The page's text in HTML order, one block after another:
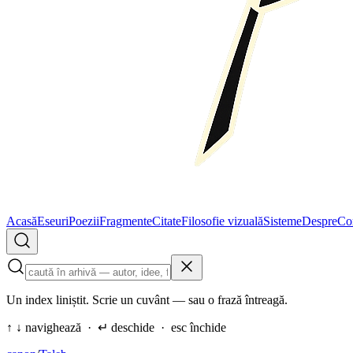
AcasăEseuriPoeziiFragmenteCitateFilosofie vizualăSistemeDespre
Un index liniștit. Scrie un cuvânt — sau o frază întreagă.
↑ ↓ navighează · ↵ deschide · esc închide